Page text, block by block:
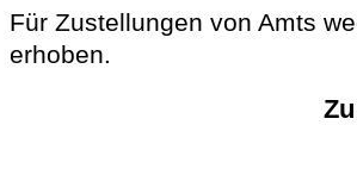
Für Zustellungen von Amts
erhoben.